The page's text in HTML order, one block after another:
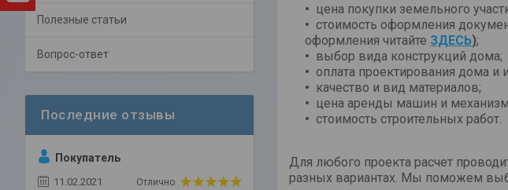
цена покупки земельного
стоимость оформления
оформления читайте ЗДЕСЬ);
выбор вида конструкций дома;
оплата проектирования дома и
качество и вид материалов;
цена аренды машин и
стоимость строительных работ.
Для любого проекта расчет
разных вариантах. Мы поможем
Полезные статьи
Вопрос-ответ
Покупатель
11.02.2021 Отлично